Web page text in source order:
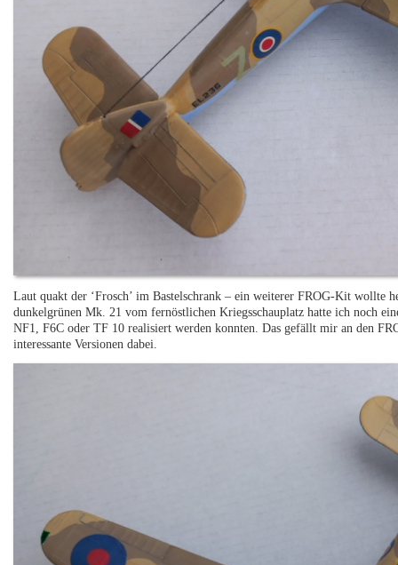
Laut quakt der ‘Frosch’ im Bastelschrank – ein weiterer FROG-Kit wollte
dunkelgrünen Mk. 21 vom fernöstlichen Kriegsschauplatz hatte ich noch
NF1, F6C oder TF 10 realisiert werden konnten. Das gefällt mir an den
interessante Versionen dabei.